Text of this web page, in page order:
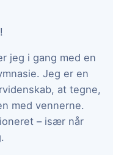
jeg i gang med en
Jeg er en
at tegne,
med vennerne.
– især når